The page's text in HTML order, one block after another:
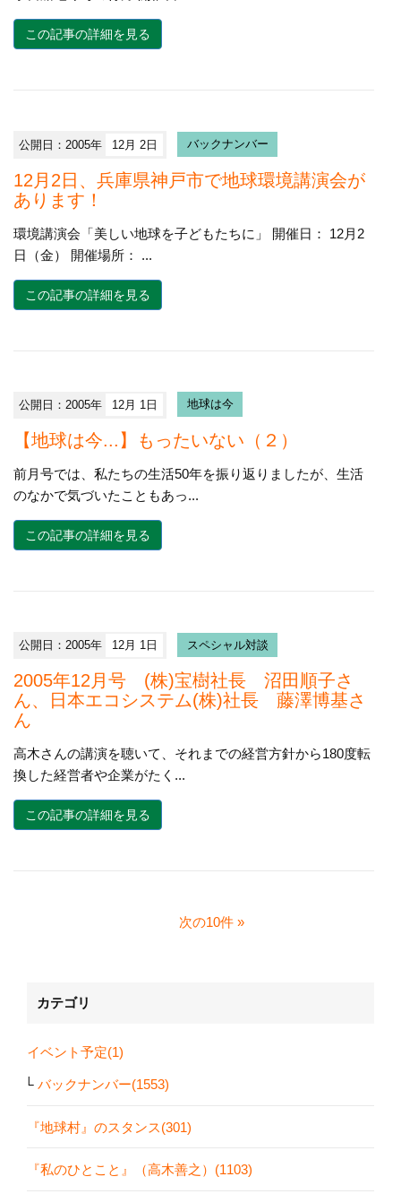
この記事の詳細を見る
公開日：2005年 12月 2日 バックナンバー
12月2日、兵庫県神戸市で地球環境講演会が
あります！
環境講演会「美しい地球を子どもたちに」 開催日： 12月2
日（金） 開催場所： ...
この記事の詳細を見る
公開日：2005年 12月 1日 地球は今
【地球は今...】もったいない（２）
前月号では、私たちの生活50年を振り返りましたが、生活
のなかで気づいたこともあっ...
この記事の詳細を見る
公開日：2005年 12月 1日 スペシャル対談
2005年12月号 (株)宝樹社長 沼田順子さ
ん、日本エコシステム(株)社長 藤澤博基さ
ん
高木さんの講演を聴いて、それまでの経営方針から180度転
換した経営者や企業がたく...
この記事の詳細を見る
次の10件
カテゴリ
イベント予定(1)
バックナンバー(1553)
『地球村』のスタンス(301)
『私のひとこと』（高木善之）(1103)